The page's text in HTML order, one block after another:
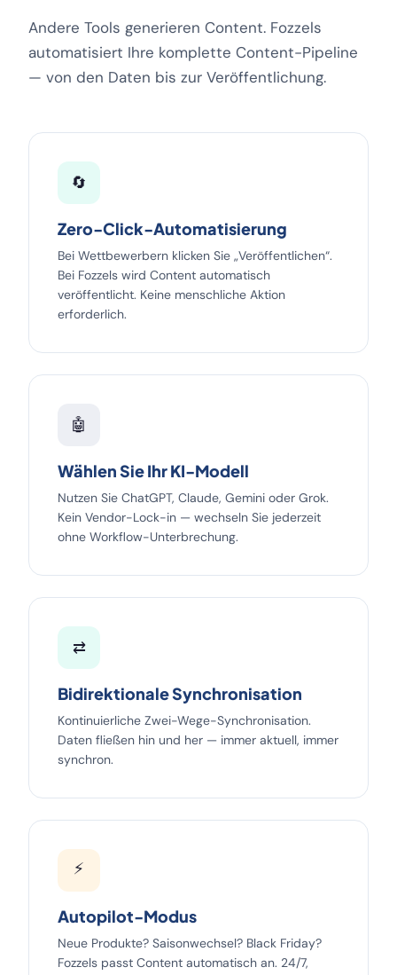
Andere Tools generieren Content. Fozzels
automatisiert Ihre komplette Content-Pipeline
— von den Daten bis zur Veröffentlichung.
🔄
Zero-Click-Automatisierung
Bei Wettbewerbern klicken Sie „Veröffentlichen“.
Bei Fozzels wird Content automatisch
veröffentlicht. Keine menschliche Aktion
erforderlich.
🤖
Wählen Sie Ihr KI-Modell
Nutzen Sie ChatGPT, Claude, Gemini oder Grok.
Kein Vendor-Lock-in — wechseln Sie jederzeit
ohne Workflow-Unterbrechung.
⇄
Bidirektionale Synchronisation
Kontinuierliche Zwei-Wege-Synchronisation.
Daten fließen hin und her — immer aktuell, immer
synchron.
⚡
Autopilot-Modus
Neue Produkte? Saisonwechsel? Black Friday?
Fozzels passt Content automatisch an. 24/7,